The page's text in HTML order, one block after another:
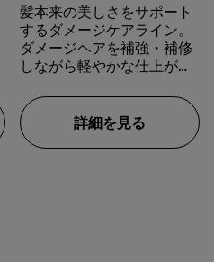
髪本来の美しさをサポート
するダメージケアライン。
ダメージヘアを補強・補修
しながら軽やかな仕上がり
詳細を見る